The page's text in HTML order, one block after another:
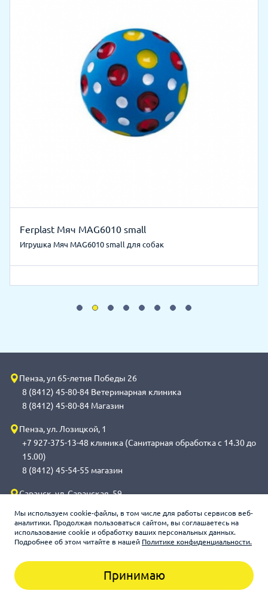
Мы используем cookie-файлы, в том числе для работы сервисов веб-
аналитики. Продолжая пользоваться сайтом, вы соглашаетесь на
использование cookie и обработку ваших персональных данных.
Подробнее об этом читайте в нашей Политике конфиденциальности.
Принимаю
Ferplast Мяч MAG6010 small
Игрушка Мяч MAG6010 small для собак
Пенза, ул 65-летия Победы 26
8 (8412) 45-80-84 Ветеринарная клиника
8 (8412) 45-80-84 Магазин
Пенза, ул. Лозицкой, 1
+7 927-375-13-48 клиника (Санитарная обработка с 14.30 до
15.00)
8 (8412) 45-54-55 магазин
Саранск, ул. Саранская, 59
обработка с 14.00 до 14.30)
8 (8342) 272-275 магазин
Зооцентр «Счастливый слон», 2026